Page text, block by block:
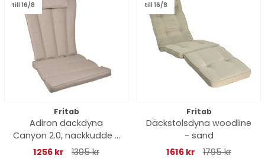
till 16/8
Fritab
Adiron dackdyna
Canyon 2.0, nackkudde -
ecru
1256 kr 1395 kr
till 16/8
Fritab
Däckstolsdyna woodline
- sand
1616 kr
1795 kr